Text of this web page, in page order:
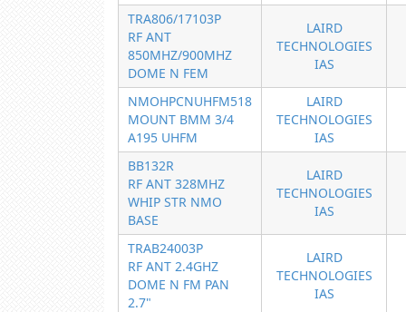
TRA806/17103P
RF ANT
850MHZ/900MHZ
DOME N FEM
LAIRD
TECHNOLOGIES
IAS
NMOHPCNUHFM518
MOUNT BMM 3/4
A195 UHFM
LAIRD
TECHNOLOGIES
IAS
BB132R
RF ANT 328MHZ
WHIP STR NMO
BASE
LAIRD
TECHNOLOGIES
IAS
TRAB24003P
RF ANT 2.4GHZ
DOME N FM PAN
2.7"
LAIRD
TECHNOLOGIES
IAS